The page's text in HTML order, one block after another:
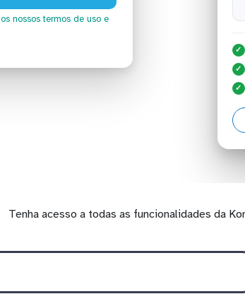
os nossos termos de uso e
✓
✓
✓
Tenha acesso a todas as funcionalidades da